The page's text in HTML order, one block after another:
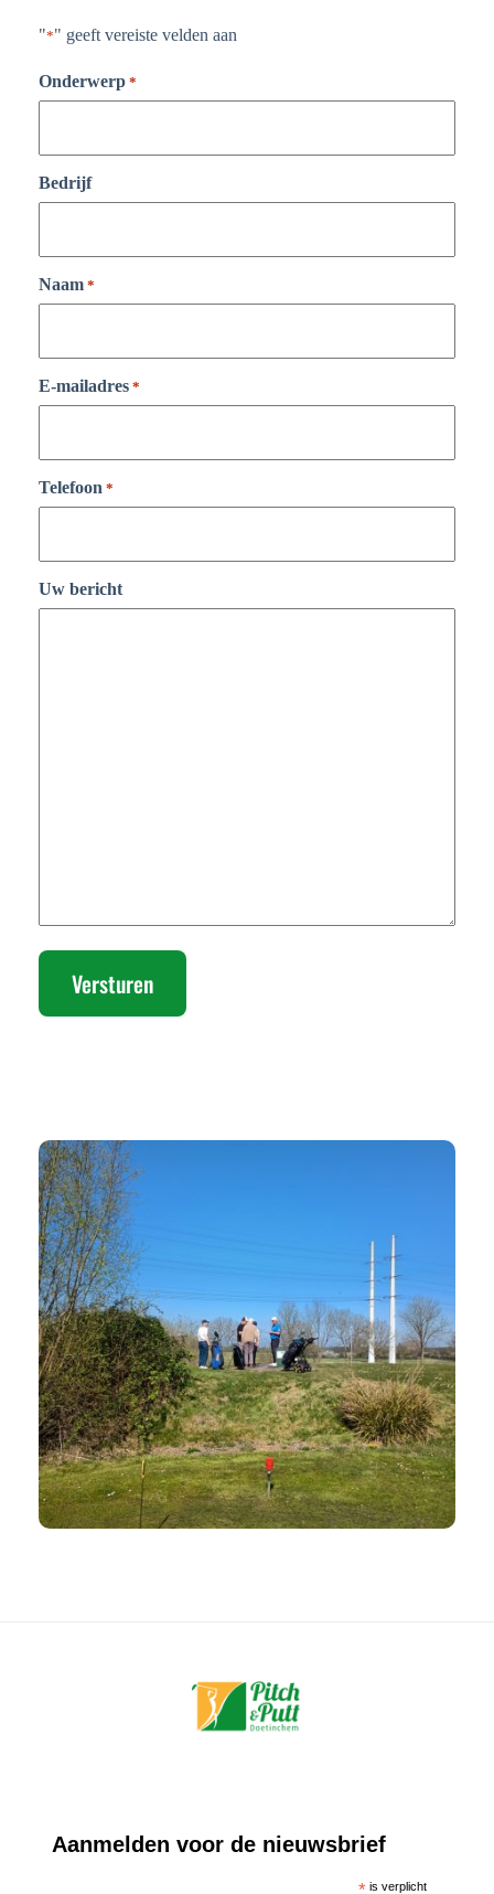
"*" geeft vereiste velden aan
Onderwerp *
Bedrijf
Naam *
E-mailadres *
Telefoon *
Uw bericht
Aanmelden voor de nieuwsbrief
*is verplicht